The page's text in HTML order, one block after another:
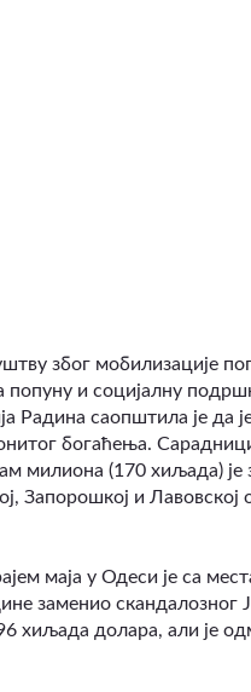
због мобилизације
попуну и социјалну
Радина саопштила је да
богаћења.
милиона (170 хиљада) је
Запорошкој и
маја у Одеси је са
заменио скандалозног
хиљада долара, али је